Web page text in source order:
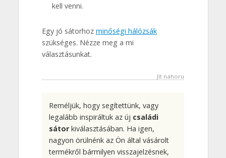
kell venni.
Egy jó sátorhoz minőségi hálózsák
szükséges. Nézze meg a mi
választásunkat.
Jít nahoru
Reméljük, hogy segítettünk, vagy
legalább inspiráltuk az új családi
sátorkiválasztásában. Ha igen,
nagyon örülnénk az Ön által vásárolt
termékről bármilyen visszajelzésnek,